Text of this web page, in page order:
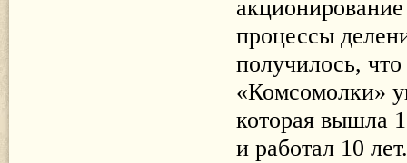
процессы
получилось,
«Комсомолки»
которая вышла
и работал 10 лет.